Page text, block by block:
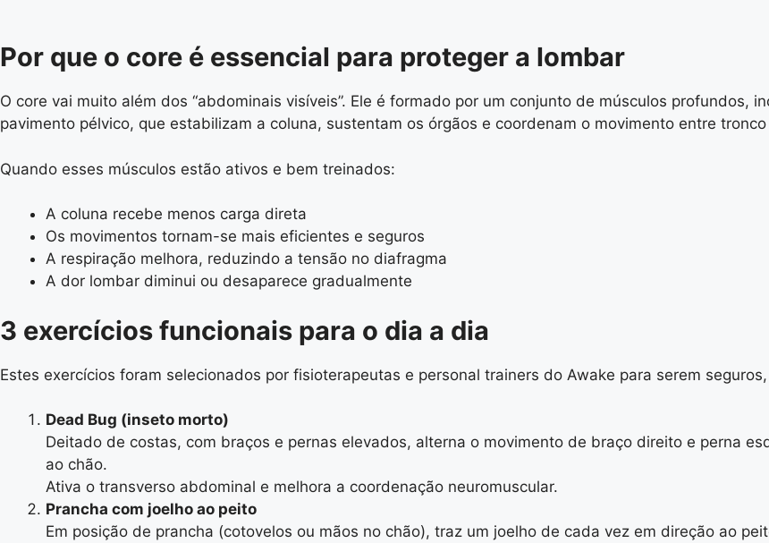
Por que o core é essencial para proteger a lombar
O core vai muito além dos “abdominais visíveis”. Ele é formado por um conjunto de músculos profundos,
pavimento pélvico, que estabilizam a coluna, sustentam os órgãos e coordenam o movimento entre
Quando esses músculos estão ativos e bem treinados:
A coluna recebe menos carga direta
Os movimentos tornam-se mais eficientes e seguros
A respiração melhora, reduzindo a tensão no diafragma
A dor lombar diminui ou desaparece gradualmente
3 exercícios funcionais para o dia a dia
Estes exercícios foram selecionados por fisioterapeutas e personal trainers do Awake para serem
Dead Bug (inseto morto)
Deitado de costas, com braços e pernas elevados, alterna o movimento de braço direito e perna
ao chão.
Ativa o transverso abdominal e melhora a coordenação neuromuscular.
Prancha com joelho ao peito
Em posição de prancha (cotovelos ou mãos no chão), traz um joelho de cada vez em direção ao